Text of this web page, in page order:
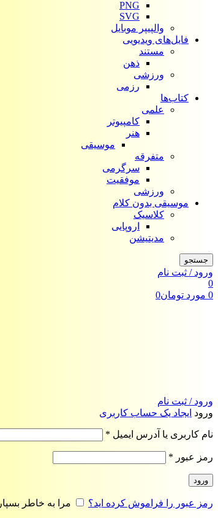
PNG
SVG
والپیپر موبایل
فایل‌های ویدیویی
مستند
ذهن
ورزشی
رزمی
کتاب‌ها
علمی
کامپیوتر
هنر
موسیقی
متفرقه
سرگرمی
موفقیت
ورزشی
موسیقی بدون کلام
کلاسیک
اروپایی
مدیتیشن
جستجو
ورود / ثبت نام
0
0 مورد تومان0
ورود / ثبت نام
ورود ایجاد یک حساب کاربری
نام کاربری یا آدرس ایمیل *
رمز عبور *
ورود
رمز عبور را فراموش کرده اید؟
مرا به خاطر بسپار